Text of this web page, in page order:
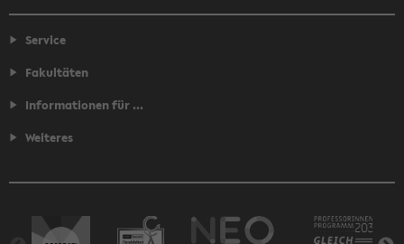
Service
Fakultäten
Informationen für ...
Weiteres